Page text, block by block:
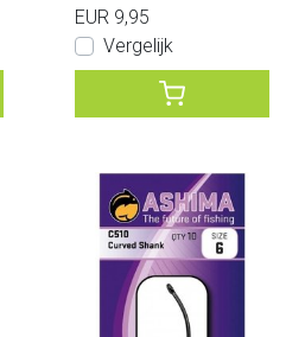
EUR 9,95
Vergelijk